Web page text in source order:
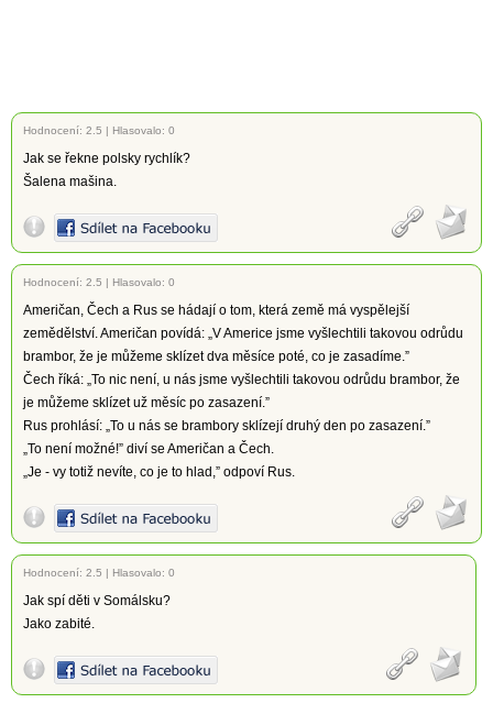
Hodnocení: 2.5 | Hlasovalo: 0
Jak se řekne polsky rychlík?
Šalena mašina.
Hodnocení: 2.5 | Hlasovalo: 0
Američan, Čech a Rus se hádají o tom, která země má vyspělejší
zemědělství. Američan povídá: „V Americe jsme vyšlechtili takovou odrůdu
brambor, že je můžeme sklízet dva měsíce poté, co je zasadíme.”
Čech říká: „To nic není, u nás jsme vyšlechtili takovou odrůdu brambor, že
je můžeme sklízet už měsíc po zasazení.”
Rus prohlásí: „To u nás se brambory sklízejí druhý den po zasazení.”
„To není možné!” diví se Američan a Čech.
„Je - vy totiž nevíte, co je to hlad,” odpoví Rus.
Hodnocení: 2.5 | Hlasovalo: 0
Jak spí děti v Somálsku?
Jako zabité.